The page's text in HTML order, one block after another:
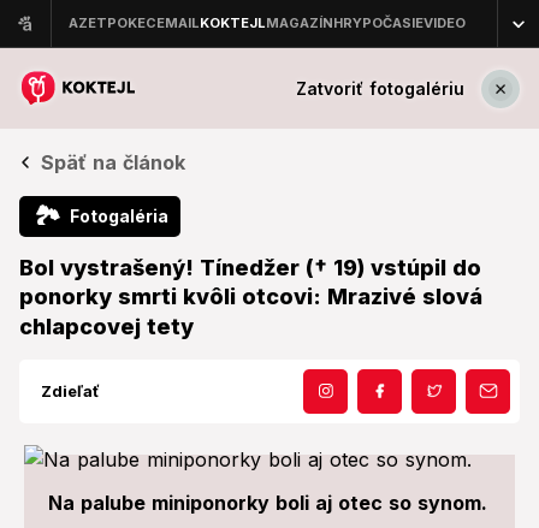
Zatvoriť fotogalériu
Späť na článok
🏞 Fotogaléria
Bol vystrašený! Tínedžer († 19) vstúpil do
ponorky smrti kvôli otcovi: Mrazivé slová
chlapcovej tety
Zdieľať
Na palube miniponorky boli aj otec so synom.